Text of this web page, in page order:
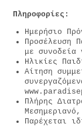
Πληροφορίες:
Ημερήσιο
Προσέλευση
με συνοδεία
Ηλικίες
Αίτηση
Πλήρης
Παρέχεται